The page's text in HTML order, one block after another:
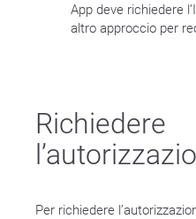
App deve richiedere
altro approccio per
Richiedere
Per richiedere